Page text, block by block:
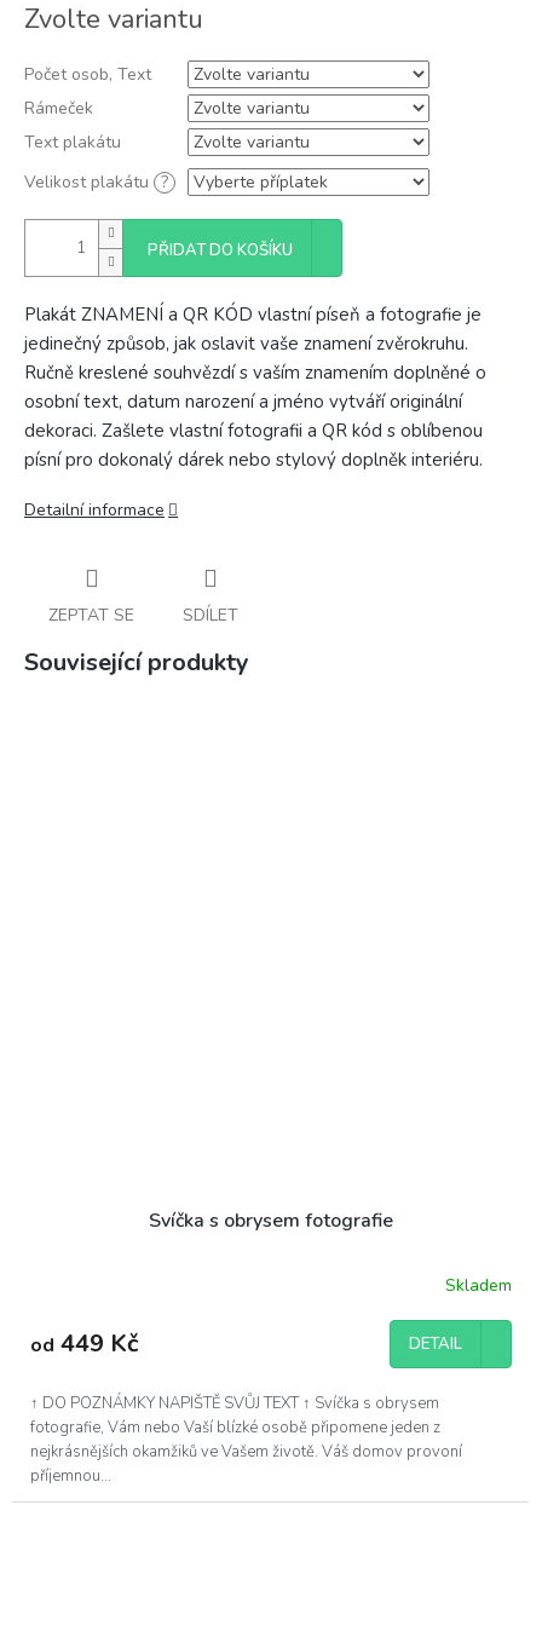
cena:
Zvolte variantu
Počet osob, Text
Rámeček
Text plakátu
Velikost plakátu ?
PŘIDAT DO KOŠÍKU
Plakát ZNAMENÍ a QR KÓD vlastní píseň a fotografie je
jedinečný způsob, jak oslavit vaše znamení zvěrokruhu.
Ručně kreslené souhvězdí s vaším znamením doplněné o
osobní text, datum narození a jméno vytváří originální
dekoraci. Zašlete vlastní fotografii a QR kód s oblíbenou
písní pro dokonalý dárek nebo stylový doplněk interiéru.
Detailní informace
ZEPTAT SE SDÍLET
Související produkty
Svíčka s obrysem fotografie
produktu
je
z
5
hvězdiček.
Skladem
od 449 Kč DETAIL
↑ DO POZNÁMKY NAPIŠTĚ SVŮJ TEXT ↑ Svíčka s obrysem
fotografie, Vám nebo Vaší blízké osobě připomene jeden z
nejkrásnějších okamžiků ve Vašem životě. Váš domov provoní
příjemnou...